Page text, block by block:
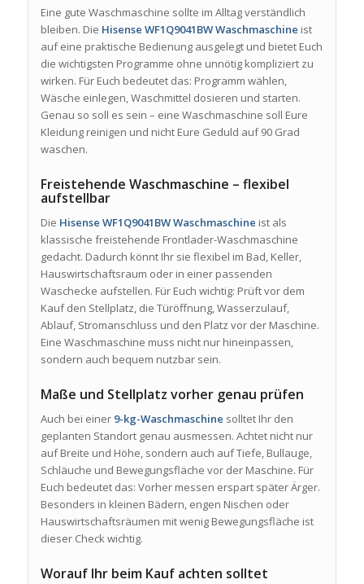
Eine gute Waschmaschine sollte im Alltag verständlich
bleiben. Die Hisense WF1Q9041BW Waschmaschine ist
auf eine praktische Bedienung ausgelegt und bietet Euch
die wichtigsten Programme ohne unnötig kompliziert zu
wirken. Für Euch bedeutet das: Programm wählen,
Wäsche einlegen, Waschmittel dosieren und starten.
Genau so soll es sein – eine Waschmaschine soll Eure
Kleidung reinigen und nicht Eure Geduld auf 90 Grad
waschen.
Freistehende Waschmaschine – flexibel
aufstellbar
Die Hisense WF1Q9041BW Waschmaschine ist als
klassische freistehende Frontlader-Waschmaschine
gedacht. Dadurch könnt Ihr sie flexibel im Bad, Keller,
Hauswirtschaftsraum oder in einer passenden
Waschecke aufstellen. Für Euch wichtig: Prüft vor dem
Kauf den Stellplatz, die Türöffnung, Wasserzulauf,
Ablauf, Stromanschluss und den Platz vor der Maschine.
Eine Waschmaschine muss nicht nur hineinpassen,
sondern auch bequem nutzbar sein.
Maße und Stellplatz vorher genau prüfen
Auch bei einer 9-kg-Waschmaschine solltet Ihr den
geplanten Standort genau ausmessen. Achtet nicht nur
auf Breite und Höhe, sondern auch auf Tiefe, Bullauge,
Schläuche und Bewegungsfläche vor der Maschine. Für
Euch bedeutet das: Vorher messen erspart später Ärger.
Besonders in kleinen Bädern, engen Nischen oder
Hauswirtschaftsräumen mit wenig Bewegungsfläche ist
dieser Check wichtig.
Worauf Ihr beim Kauf achten solltet